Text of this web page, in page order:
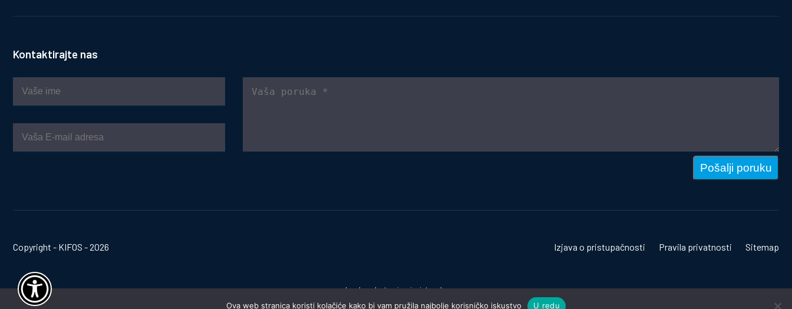
Kontaktirajte nas
Pošalji poruku
Copyright - KIFOS - 2026 Izjava o pristupačnosti Pravila privatnosti Sitemap
Izrada web stranica:invictum.hr
Ova web stranica koristi kolačiće kako bi vam pružila najbolje korisničko iskustvo U redu